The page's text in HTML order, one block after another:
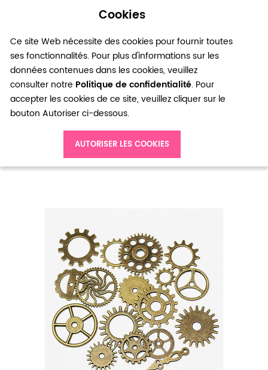
Cookies
Ce site Web nécessite des cookies pour fournir toutes
ses fonctionnalités. Pour plus d'informations sur les
données contenues dans les cookies, veuillez
consulter notre Politique de confidentialité. Pour
accepter les cookies de ce site, veuillez cliquer sur le
bouton Autoriser ci-dessous.
AUTORISER LES COOKIES
0
Ensemble de rouages 17 pièces bronze vieilli